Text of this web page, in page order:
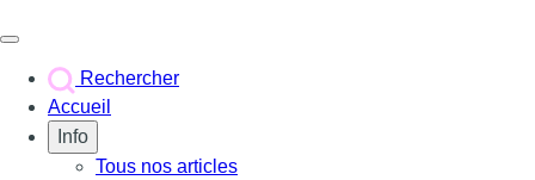
Rechercher
Accueil
Info
Tous nos articles